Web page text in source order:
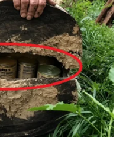
vama.
oprezni sa
pravom trenutku.
zvezdama